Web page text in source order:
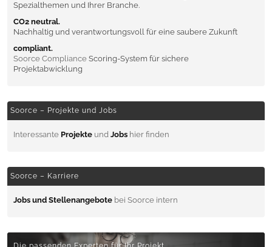
Spezialthemen und Ihrer Branche.
CO2 neutral.
Nachhaltig und verantwortungsvoll für eine saubere Zukunft
compliant.
Soorce Compliance Scoring-System für sichere
Projektabwicklung
Soorce – Projekte und Jobs
Interessante Projekte und Jobs hier finden
Soorce – Karriere
Jobs und Stellenangebote bei Soorce intern